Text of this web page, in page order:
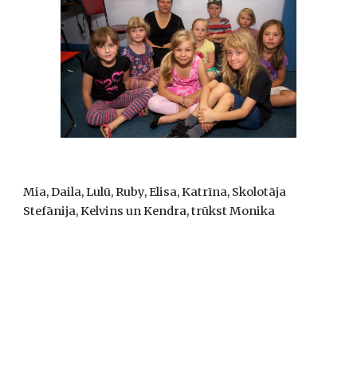
Mia, Daila, Lulū, Ruby, Elisa, Katrīna, Skolotāja
Stefānija, Kelvins un Kendra, trūkst Monika